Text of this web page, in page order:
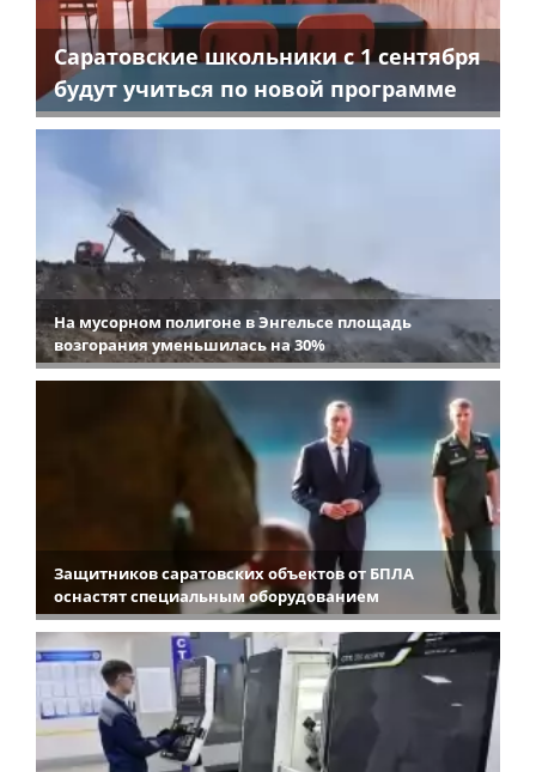
Саратовские школьники с 1 сентября
будут учиться по новой программе
На мусорном полигоне в Энгельсе площадь
возгорания уменьшилась на 30%
Защитников саратовских объектов от БПЛА
оснастят специальным оборудованием